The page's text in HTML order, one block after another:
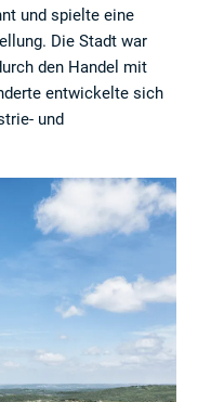
und spielte eine
Die Stadt war
den Handel mit
entwickelte sich
und